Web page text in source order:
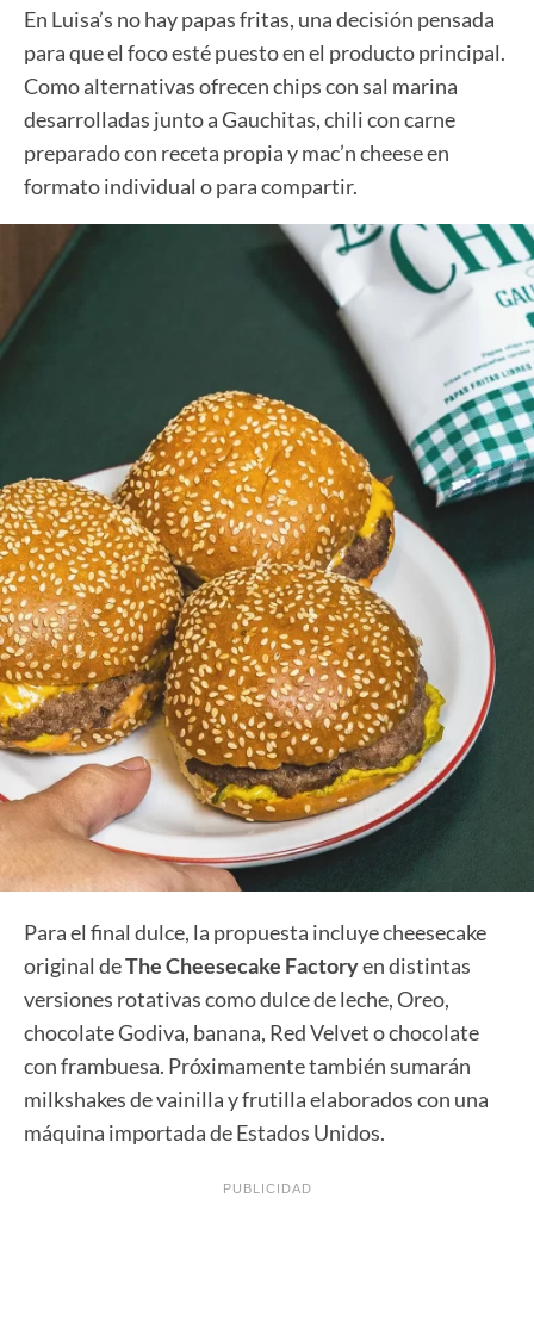
En Luisa’s no hay papas fritas, una decisión pensada
para que el foco esté puesto en el producto principal.
Como alternativas ofrecen chips con sal marina
desarrolladas junto a Gauchitas, chili con carne
preparado con receta propia y mac’n cheese en
formato individual o para compartir.
Para el final dulce, la propuesta incluye cheesecake
original deThe Cheesecake Factoryen distintas
versiones rotativas como dulce de leche, Oreo,
chocolate Godiva, banana, Red Velvet o chocolate
con frambuesa. Próximamente también sumarán
milkshakes de vainilla y frutilla elaborados con una
máquina importada de Estados Unidos.
PUBLICIDAD